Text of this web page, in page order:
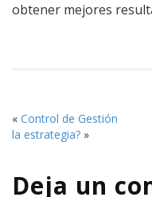
obtener mejores
« Control de Gestión
la estrategia? »
Deja un